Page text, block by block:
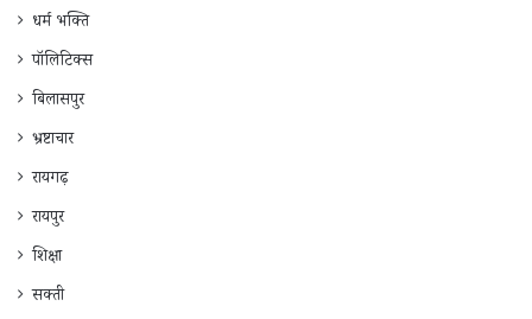
धर्म भक्ति
पॉलिटिक्स
बिलासपुर
भ्रष्टाचार
रायगढ़
रायपुर
शिक्षा
सक्ती